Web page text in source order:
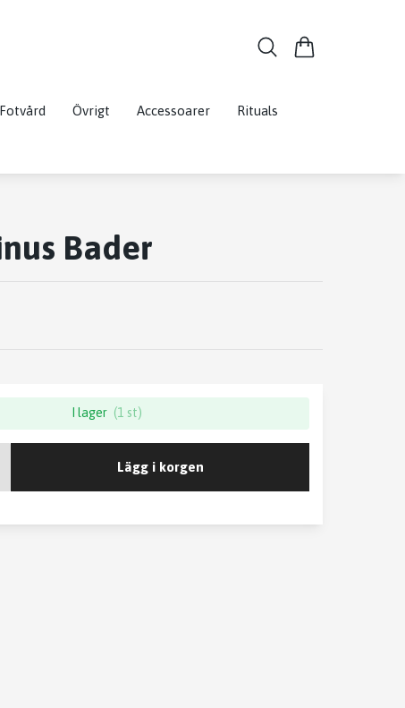
Fotvård Övrigt Accessoarer Rituals
Bader
I lager (1 st)
Lägg i korgen